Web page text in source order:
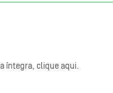
íntegra, clique aqui.